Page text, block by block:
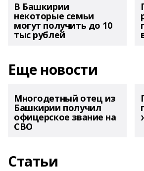
В Башкирии
некоторые семьи
могут получить до 10
тыс рублей
Еще новости
Многодетный отец из
Башкирии получил
офицерское звание на
СВО
Статьи